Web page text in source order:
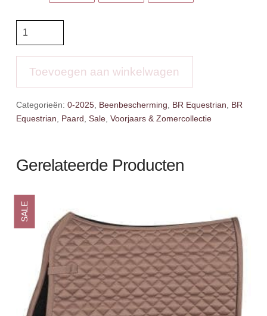
aantalToevoegen aan winkelwagen
Categorieën: 0-2025, Beenbescherming, BR Equestrian, BR
Equestrian, Paard, Sale, Voorjaars & Zomercollectie
Gerelateerde Producten
SALE